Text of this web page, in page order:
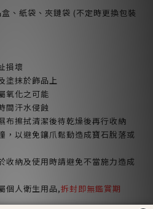
、紙袋、夾鏈袋 (不定時更換包裝
損壞
塗抹於飾品上
氧化之可能
間汗水侵蝕
布擦拭清潔後待乾燥後再行收納
，以避免鑲爪鬆動造成寶石脫落或
收納及使用時請避免不當施力造成
個人衛生用品,拆封即無鑑賞期